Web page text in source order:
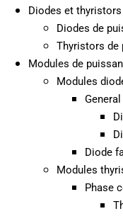
Diodes et thyristors
Diodes de
Thyristors de
Modules de
Modules
Diode
Modules
Phase